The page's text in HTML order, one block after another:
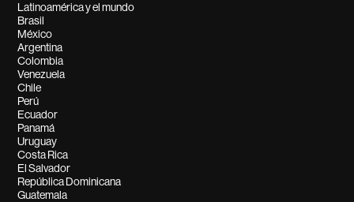
Latinoamérica y el mundo
Brasil
México
Argentina
Colombia
Venezuela
Chile
Perú
Ecuador
Panamá
Uruguay
Costa Rica
El Salvador
República Dominicana
Guatemala